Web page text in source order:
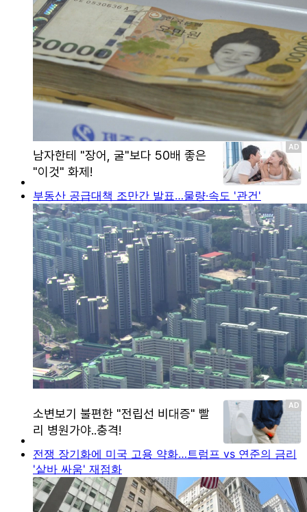
부동산 공급대책 조만간 발표…물량·속도 '관건'
전쟁 장기화에 미국 고용 약화…트럼프 vs 연준의 금리
'샅바 싸움' 재점화